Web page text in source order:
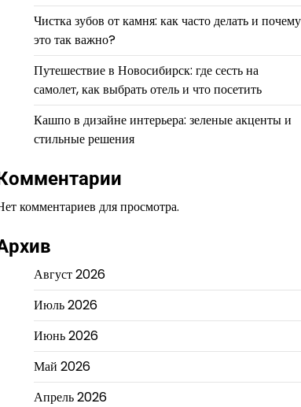
Чистка зубов от камня: как часто делать и почему
это так важно?
Путешествие в Новосибирск: где сесть на
самолет, как выбрать отель и что посетить
Кашпо в дизайне интерьера: зеленые акценты и
стильные решения
комментариев для просмотра.
Август 2026
Июль 2026
Июнь 2026
Май 2026
Апрель 2026